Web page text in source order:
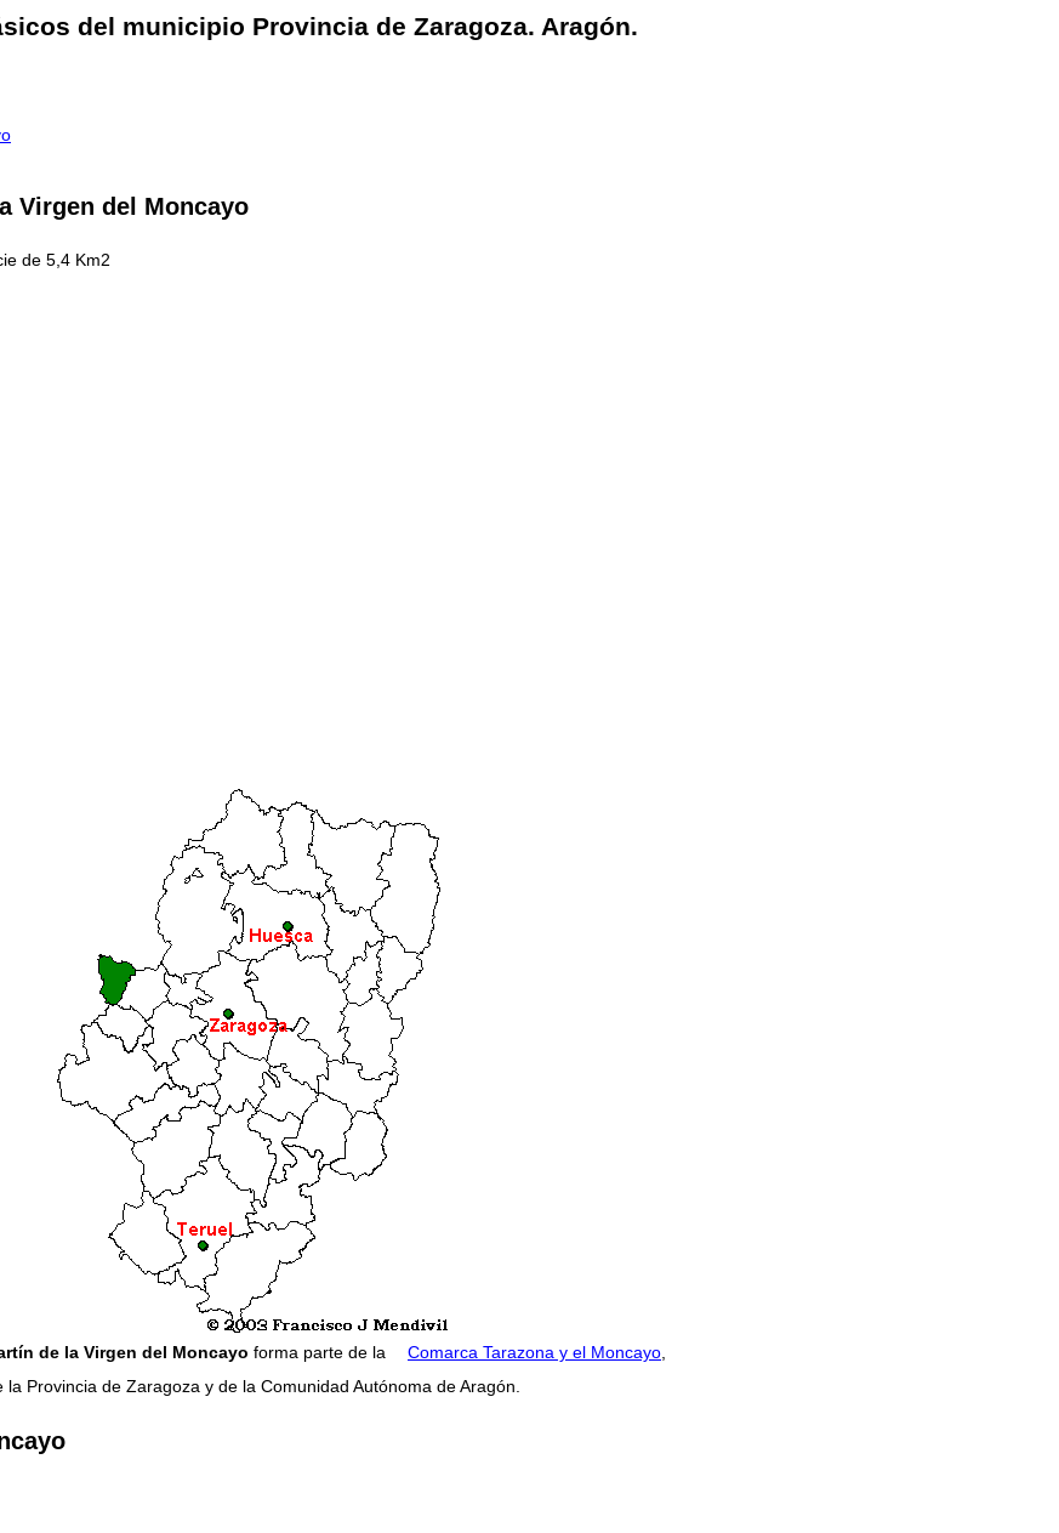
del municipio Provincia de Zaragoza. Aragón.
Virgen del Moncayo
de 5,4 Km2
de la Virgen del Moncayo forma parte de la Comarca Tarazona y el Moncayo,
la Provincia de Zaragoza y de la Comunidad Autónoma de Aragón.